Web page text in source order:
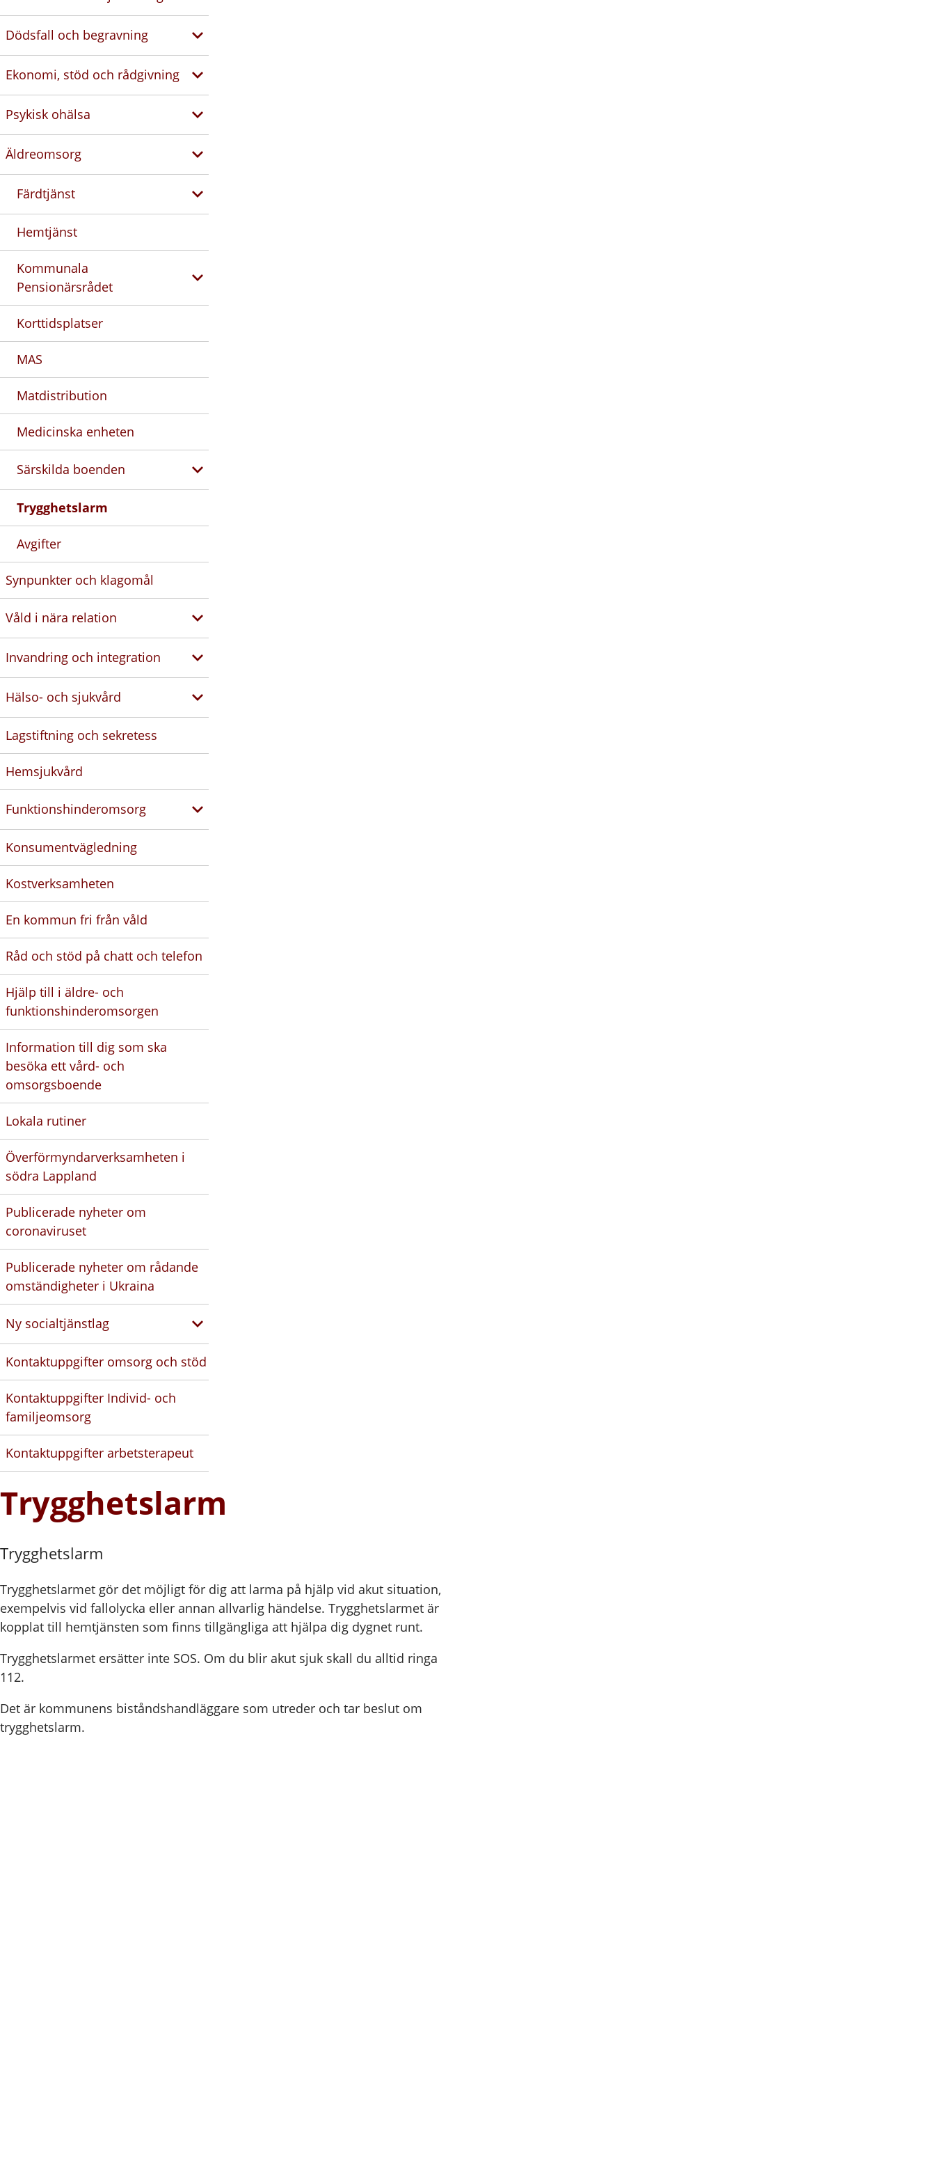
Dödsfall och begravning
Ekonomi, stöd och rådgivning
Psykisk ohälsa
Äldreomsorg
Färdtjänst
Hemtjänst
Kommunala
Pensionärsrådet
Korttidsplatser
MAS
Matdistribution
Medicinska enheten
Särskilda boenden
Trygghetslarm
Avgifter
Synpunkter och klagomål
Våld i nära relation
Invandring och integration
Hälso- och sjukvård
Lagstiftning och sekretess
Hemsjukvård
Funktionshinderomsorg
Konsumentvägledning
Kostverksamheten
En kommun fri från våld
Råd och stöd på chatt och telefon
Hjälp till i äldre- och
funktionshinderomsorgen
Information till dig som ska
besöka ett vård- och
omsorgsboende
Lokala rutiner
Överförmyndarverksamheten i
södra Lappland
Publicerade nyheter om
coronaviruset
Publicerade nyheter om rådande
omständigheter i Ukraina
Ny socialtjänstlag
Kontaktuppgifter omsorg och stöd
Kontaktuppgifter Individ- och
familjeomsorg
Kontaktuppgifter arbetsterapeut
Trygghetslarm
Trygghetslarm
Trygghetslarmet gör det möjligt för dig att larma på hjälp vid akut situation,
exempelvis vid fallolycka eller annan allvarlig händelse. Trygghetslarmet är
kopplat till hemtjänsten som finns tillgängliga att hjälpa dig dygnet runt.
Trygghetslarmet ersätter inte SOS. Om du blir akut sjuk skall du alltid ringa
112.
Det är kommunens biståndshandläggare som utreder och tar beslut om
trygghetslarm.